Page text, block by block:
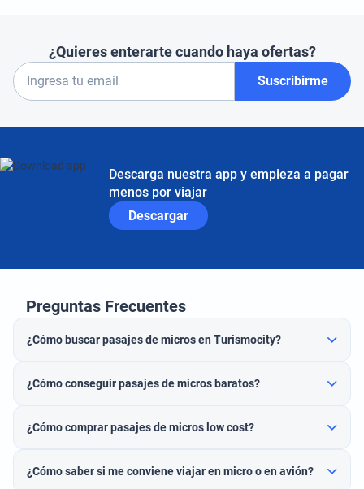
¿Quieres enterarte cuando haya ofertas?
Suscribirme
Descarga nuestra app y empieza a pagar
menos por viajar
Descargar
Preguntas Frecuentes
¿Cómo buscar pasajes de micros en Turismocity?
¿Cómo conseguir pasajes de micros baratos?
¿Cómo comprar pasajes de micros low cost?
¿Cómo saber si me conviene viajar en micro o en avión?